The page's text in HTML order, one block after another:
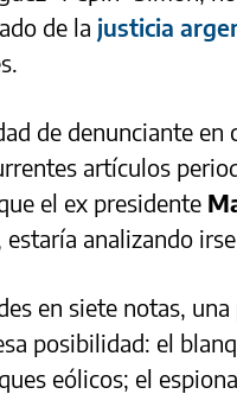
de la justicia
de denunciante en
artículos
el ex presidente
analizando
en siete notas, una
posibilidad: el
eólicos; el